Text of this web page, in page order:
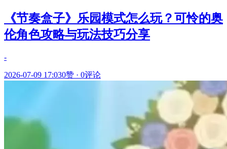
《节奏盒子》乐园模式怎么玩？可怜的奥
伦角色攻略与玩法技巧分享
-
2026-07-09 17:030赞 · 0评论